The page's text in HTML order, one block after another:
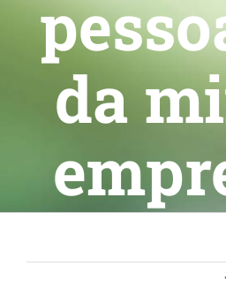
da